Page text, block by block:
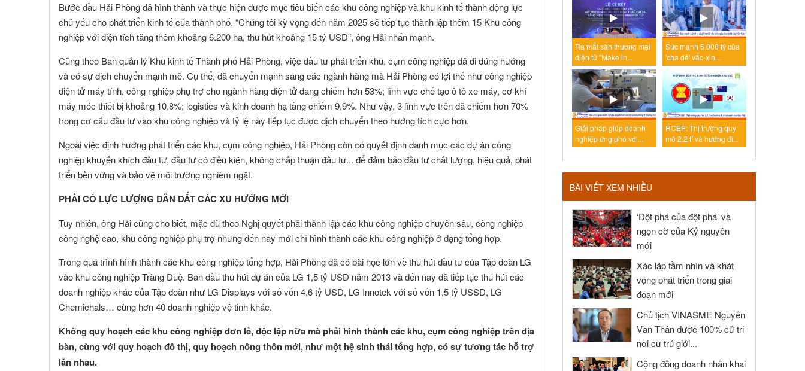
Bước đầu Hải Phòng đã hình thành và thực hiện được mục tiêu biến các khu công nghiệp và khu kinh tế thành động lực
chủ yếu cho phát triển kinh tế của thành phố. “Chúng tôi kỳ vọng đến năm 2025 sẽ tiếp tục thành lập thêm 15 Khu công
nghiệp với diện tích tăng thêm khoảng 6.200 ha, thu hút khoảng 15 tỷ USD”, ông Hải nhấn mạnh.
Cũng theo Ban quản lý Khu kinh tế Thành phố Hải Phòng, việc đầu tư phát triển khu, cụm công nghiệp đã đi đúng hướng
và có sự dịch chuyển mạnh mẽ. Cụ thể, đã chuyển mạnh sang các ngành hàng mà Hải Phòng có lợi thế như công nghiệp
điện tử máy tính, công nghiệp phụ trợ cho ngành hàng điện tử đang chiếm hơn 53%; lĩnh vực chế tạo ô tô xe máy, cơ khí
máy móc thiết bị khoảng 10,8%; logistics và kinh doanh hạ tầng chiếm 9,9%. Như vậy, 3 lĩnh vực trên đã chiếm hơn 70%
trong cơ cấu đầu tư vào khu công nghiệp và tỷ lệ này tiếp tục được dịch chuyển theo hướng tích cực hơn.
Ngoài việc định hướng phát triển các khu, cụm công nghiệp, Hải Phòng còn có quyết định danh mục các dự án công
nghiệp khuyến khích đầu tư, đầu tư có điều kiện, không chấp thuận đầu tư... để đảm bảo đầu tư chất lượng, hiệu quả, phát
triển bền vững và bảo vệ môi trường nghiêm ngặt.
PHẢI CÓ LỰC LƯỢNG DẪN DẮT CÁC XU HƯỚNG MỚI
Tuy nhiên, ông Hải cũng cho biết, mặc dù theo Nghị quyết phải thành lập các khu công nghiệp chuyên sâu, công nghiệp
công nghệ cao, khu công nghiệp phụ trợ nhưng đến nay mới chỉ hình thành các khu công nghiệp ở dạng tổng hợp.
Trong quá trình hình thành các khu công nghiệp tổng hợp, Hải Phòng đã có bài học lớn về thu hút đầu tư của Tập đoàn LG
vào khu công nghiệp Tràng Duệ. Ban đầu thu hút dự án của LG 1,5 tỷ USD năm 2013 và đến nay đã tiếp tục thu hút các
doanh nghiệp khác của Tập đoàn như LG Displays với số vốn 4,6 tỷ USD, LG Innotek với số vốn 1,5 tỷ USSD, LG
Chemichals… cùng hơn 40 doanh nghiệp vệ tinh khác.
Không quy hoạch các khu công nghiệp đơn lẻ, độc lập nữa mà phải hình thành các khu, cụm công nghiệp trên địa
bàn, cùng với quy hoạch đô thị, quy hoạch nông thôn mới, như một hệ sinh thái tổng hợp, có sự tương tác hỗ trợ
lẫn nhau.
Ra mắt sàn thương mại
điện tử "Make in...
Sức mạnh 5.000 tỷ của
'cha đẻ' vắc-xin...
Giải pháp giúp doanh
nghiệp ứng phó với...
RCEP: Thị trường quy
mô 2,2 tỉ và hướng đi...
BÀI VIẾT XEM NHIỀU
‘Đột phá của đột phá’ và
ngọn cờ của Kỷ nguyên
mới
Xác lập tầm nhìn và khát
vọng phát triển trong giai
đoạn mới
Chủ tịch VINASME Nguyễn
Văn Thân được 100% cử tri
nơi cư trú giới...
Cộng đồng doanh nhân khai